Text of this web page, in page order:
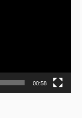
00:58